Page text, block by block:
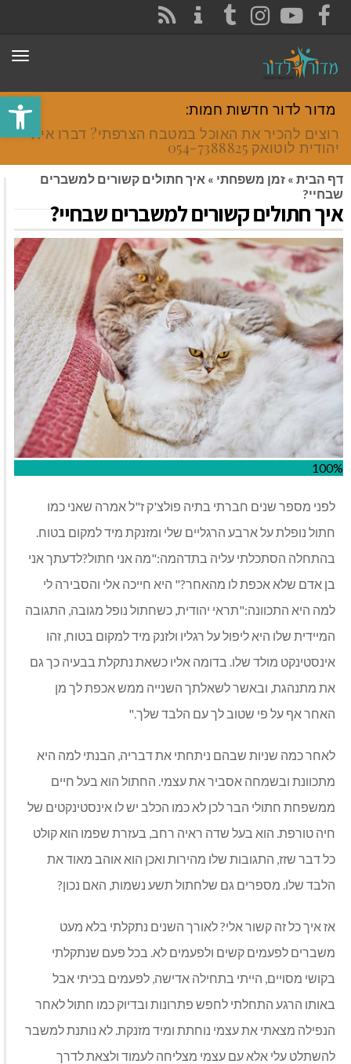
פתח
FACEBOOK
YOUTUBE
INSTAGRAM
TUMBLR
מדור לדור חדשות חמות:
רוצים להכיר את האוכל במטבח הצרפתי? דברו איתי
יהודית לוטואק 054-7388825.
דף הבית » זמן משפחתי » איך חתולים קשורים למשברים
שבחיי?
איך חתולים קשורים למשברים שבחיי?
100%
לפני מספר שנים חברתי בתיה פולצ'ק ז"ל אמרה שאני כמו
חתול נופלת על ארבע הרגליים שלי ומזנקת מיד למקום בטוח.
בהתחלה הסתכלתי עליה בתדהמה:"מה אני חתול?לדעתך אני
בן אדם שלא אכפת לו מהאחר?" היא חייכה אלי והסבירה לי
למה היא התכוונה:"תראי יהודית, כשחתול נופל מגובה, התגובה
המיידית שלו היא ליפול על רגליו ולזנק מיד למקום בטוח, זהו
אינסטינקט מולד שלו. בדומה אליו כשאת נתקלת בבעיה כך גם
את מתנהגת, ובאשר לשאלתך השנייה ממש אכפת לך מן
האחר אף על פי שטוב לך עם הלבד שלך."
לאחר כמה שניות שבהם ניתחתי את דבריה, הבנתי למה היא
מתכוונת ובשמחה אסביר את עצמי. החתול הוא בעל חיים
ממשפחת חתולי הבר לכן לא כמו הכלב יש לו אינסטינקטים של
חיה טורפת. הוא בעל שדה ראיה רחב, בעזרת שפמו הוא קולט
כל דבר שזז, התגובות שלו מהירות ואכן הוא אוהב מאוד את
הלבד שלו. מספרים גם שלחתול תשע נשמות, האם נכון?
אז איך כל זה קשור אלי? לאורך השנים נתקלתי בלא מעט
משברים לפעמים קשים ולפעמים לא. בכל פעם שנתקלתי
בקושי מסויים, הייתי בתחילה אדישה, לפעמים בכיתי אבל
באותו הרגע התחלתי לחפש פתרונות ובדיוק כמו חתול לאחר
הנפילה מצאתי את עצמי נוחתת ומיד מזנקת. לא נותנת למשבר
להשתלט עלי אלא עם עצמי מצליחה לעמוד ולצאת לדרך